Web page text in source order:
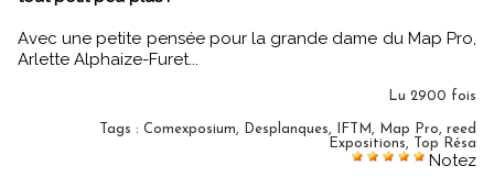
Avec une petite pensée pour la grande dame du Map Pro,
Arlette Alphaize-Furet...
Lu 2900 fois
Tags : Comexposium, Desplanques, IFTM, Map Pro, reed
Expositions, Top Résa
Notez